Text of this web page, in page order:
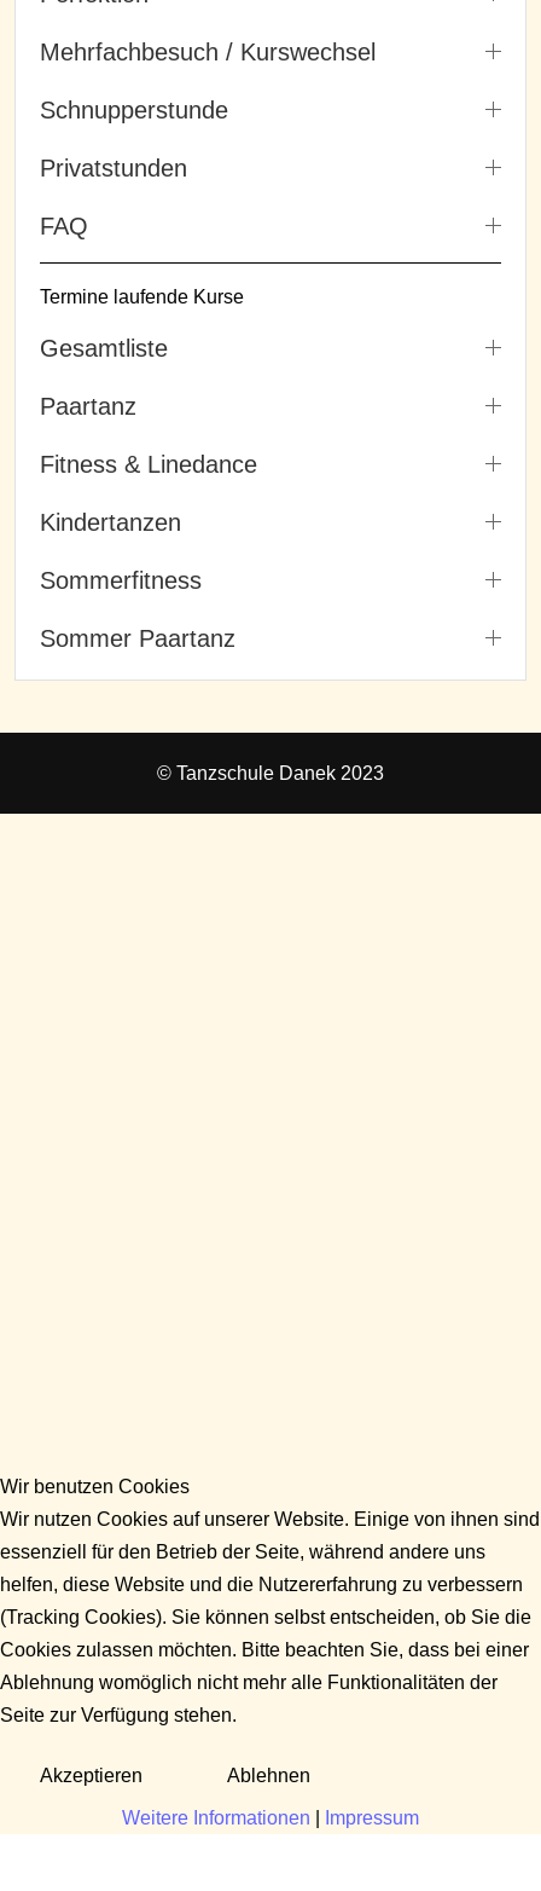
Mehrfachbesuch / Kurswechsel
Schnupperstunde
Privatstunden
FAQ
Termine laufende Kurse
Gesamtliste
Paartanz
Fitness & Linedance
Kindertanzen
Sommerfitness
Sommer Paartanz
© Tanzschule Danek 2023
Wir benutzen Cookies
Wir nutzen Cookies auf unserer Website. Einige von ihnen sind
essenziell für den Betrieb der Seite, während andere uns
helfen, diese Website und die Nutzererfahrung zu verbessern
(Tracking Cookies). Sie können selbst entscheiden, ob Sie die
Cookies zulassen möchten. Bitte beachten Sie, dass bei einer
Ablehnung womöglich nicht mehr alle Funktionalitäten der
Seite zur Verfügung stehen.
Akzeptieren Ablehnen
Weitere Informationen Impressum